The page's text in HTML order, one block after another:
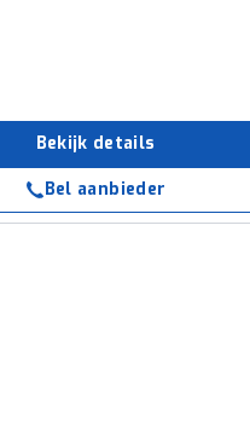
Bekijk details
Bel aanbieder